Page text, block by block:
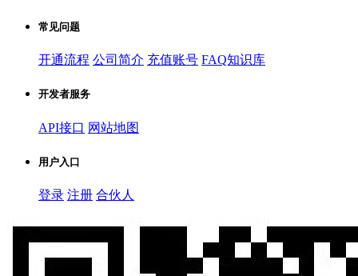
常见问题
开通流程 公司简介 充值账号 FAQ知识库
开发者服务
API接口 网站地图
用户入口
登录 注册 合伙人